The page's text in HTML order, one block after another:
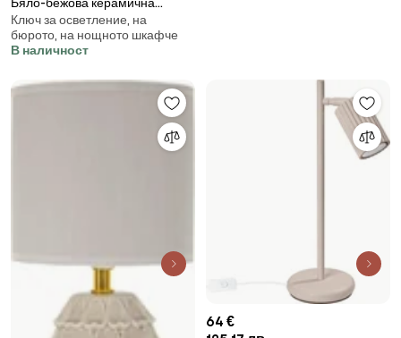
Бяло-бежова керамична
настолна лампа с текстилен
абажур (височина 30 cm) –
Casa Selección
Ключ за осветление, на
бюрото, на нощното шкафче
В наличност
64 €